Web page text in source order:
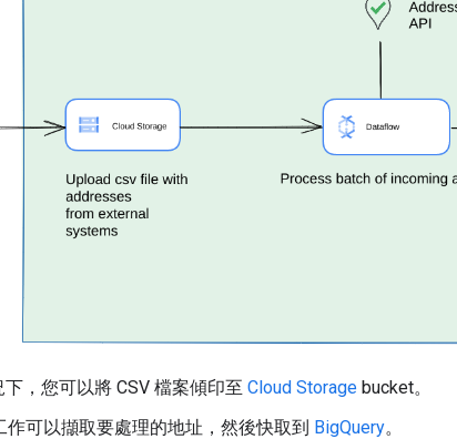
下，您可以將 CSV 檔案傾印至 Cloud Storage bucket。
作可以擷取要處理的地址，然後快取到 BigQuery。